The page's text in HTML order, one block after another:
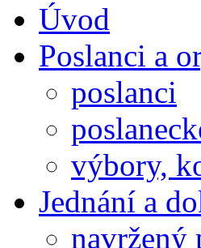
Úvod
Poslanci a
poslanci
výbory,
Jednání a
navržený